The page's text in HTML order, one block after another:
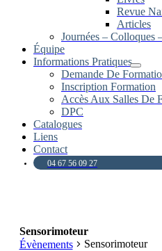
Revue
Articles
Journées – Colloques
Équipe
Informations Pratiques
Demande De
Inscription Formation
Accès Aux Salles De
DPC
Catalogues
Liens
Contact
04 67 56 09 27
Sensorimoteur
Évènements
Sensorimoteur